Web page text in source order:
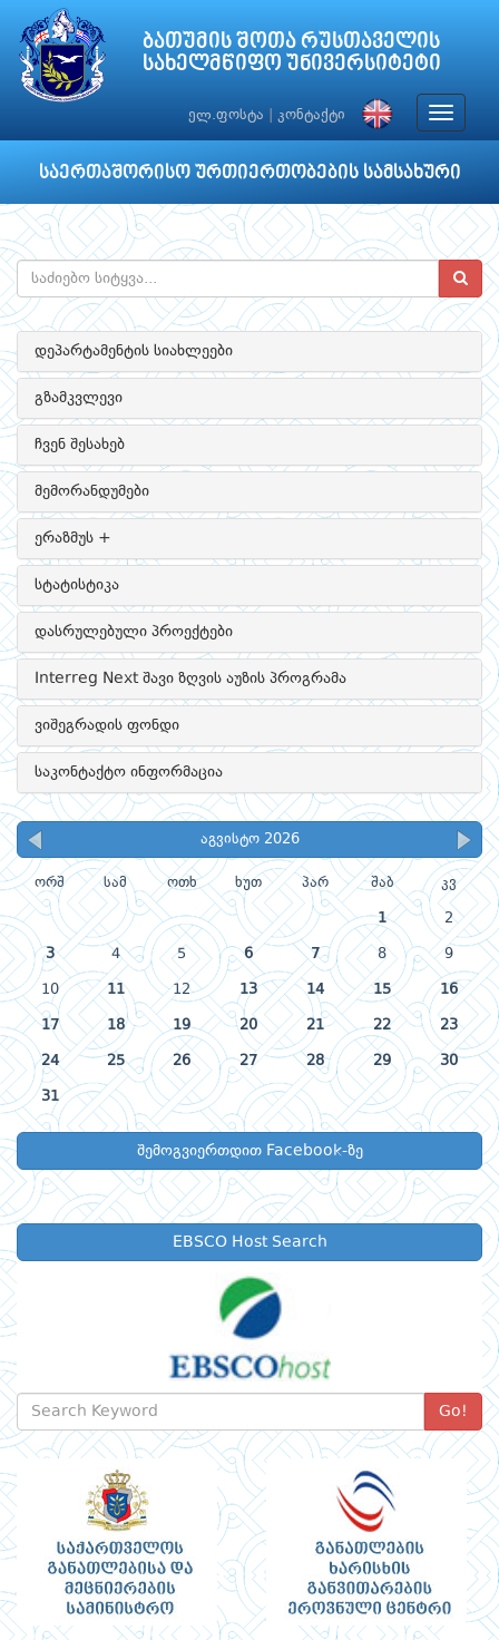
ბათუმის შოთა რუსთაველის
სახელმწიფო უნივერსიტეტი
ელ.ფოსტა კონტაქტი
Toggle
საერთაშორისო ურთიერთობების სამსახური
დეპარტამენტის სიახლეები
გზამკვლევი
ჩვენ შესახებ
მემორანდუმები
ერაზმუს +
სტატისტიკა
დასრულებული პროექტები
Interreg Next შავი ზღვის აუზის პროგრამა
ვიშეგრადის ფონდი
საკონტაქტო ინფორმაცია
აგვისტო 2026
ორშ სამ ოთხ ხუთ პარ შაბ კვ
1 2
3 4 5 6 7 8 9
10 11 12 13 14 15 16
17 18 19 20 21 22 23
24 25 26 27 28 29 30
31
შემოგვიერთდით Facebook-ზე
EBSCO Host Search
Go!